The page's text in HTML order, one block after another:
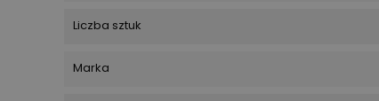
Liczba sztuk
Marka